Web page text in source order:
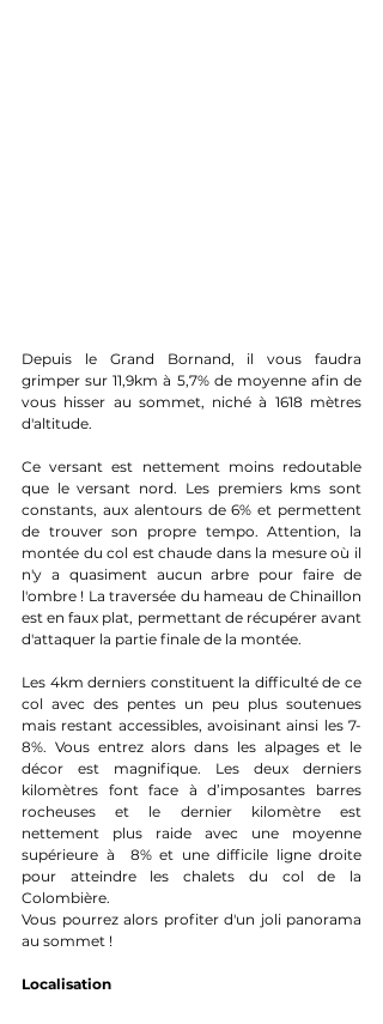
Depuis le Grand Bornand, il vous faudra
grimper sur 11,9km à 5,7% de moyenne afin de
vous hisser au sommet, niché à 1618 mètres
d'altitude.
Ce versant est nettement moins redoutable
que le versant nord. Les premiers kms sont
constants, aux alentours de 6% et permettent
de trouver son propre tempo. Attention, la
montée du col est chaude dans la mesure où il
n'y a quasiment aucun arbre pour faire de
l'ombre ! La traversée du hameau de Chinaillon
est en faux plat, permettant de récupérer avant
d'attaquer la partie finale de la montée.
Les 4km derniers constituent la difficulté de ce
col avec des pentes un peu plus soutenues
mais restant accessibles, avoisinant ainsi les 7-
8%. Vous entrez alors dans les alpages et le
décor est magnifique. Les deux derniers
kilomètres font face à d’imposantes barres
rocheuses et le dernier kilomètre est
nettement plus raide avec une moyenne
supérieure à  8% et une difficile ligne droite
pour atteindre les chalets du col de la
Colombière.
Vous pourrez alors profiter d'un joli panorama
au sommet !
Localisation